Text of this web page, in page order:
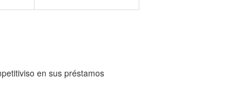
en sus préstamos